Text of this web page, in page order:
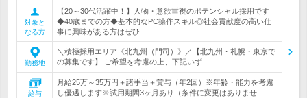
対象と
なる方
【20～30代活躍中！】人物・意欲重視のポテンシャル採用です
◆40歳までの方◆基本的なPC操作スキル◎社会貢献度の高い仕
事に興味がある方はぜひ
勤務地
＼積極採用エリア《北九州（門司）》／【北九州・札幌・東京で
の募集です】 ご希望を考慮の上、下記いず…
給与
月給25万～35万円＋諸手当＋賞与（年2回）※年齢・能力を考慮
し優遇します※試用期間3ヶ月あり（条件に変更はありませ…